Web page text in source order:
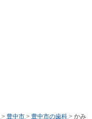
> 豊中市 > 豊中市の歯科 > かみ